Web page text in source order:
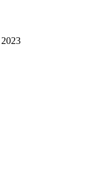
2023